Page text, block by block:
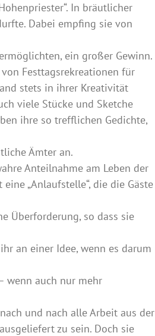
In bräutlicher
Dabei empfing sie von
ein großer Gewinn.
Festtagsrekreationen für
stets in ihrer Kreativität
viele Stücke und Sketche
ihre so trefflichen Gedichte,
Ämter an.
Anteilnahme am Leben der
„Anlaufstelle“, die die Gäste
Überforderung, so dass sie
an einer Idee, wenn es darum
wenn auch nur mehr
und nach alle Arbeit aus der
zu sein. Doch sie